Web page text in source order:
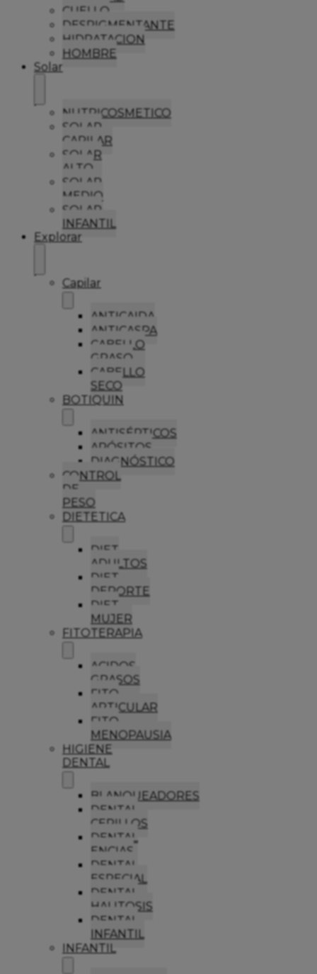
CUELLO
DESPIGMENTANTE
HIDRATACION
HOMBRE
Solar
NUTRICOSMETICO
SOLAR
CAPILAR
SOLAR
ALTO
SOLAR
MEDIO
SOLAR
INFANTIL
Explorar
Capilar
ANTICAIDA
ANTICASPA
CABELLO
GRASO
CABELLO
SECO
BOTIQUIN
ANTISÉPTICOS
APÓSITOS
DIAGNÓSTICO
CONTROL
DE
PESO
DIETETICA
DIET
ADULTOS
DIET
DEPORTE
DIET
MUJER
FITOTERAPIA
ACIDOS
GRASOS
FITO
ARTICULAR
FITO
MENOPAUSIA
HIGIENE
DENTAL
BLANQUEADORES
DENTAL
CEPILLOS
DENTAL
ENCIAS
DENTAL
ESPECIAL
DENTAL
HALITOSIS
DENTAL
INFANTIL
INFANTIL